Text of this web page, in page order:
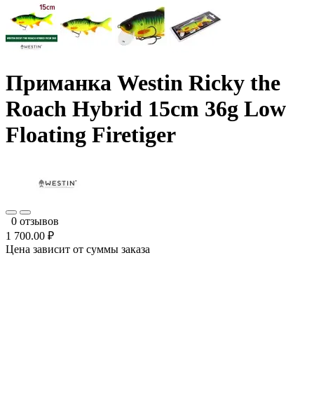
Приманка Westin Ricky the
Roach Hybrid 15cm 36g Low
Floating Firetiger
0 отзывов
1 700.00 ₽
Цена зависит от суммы заказа